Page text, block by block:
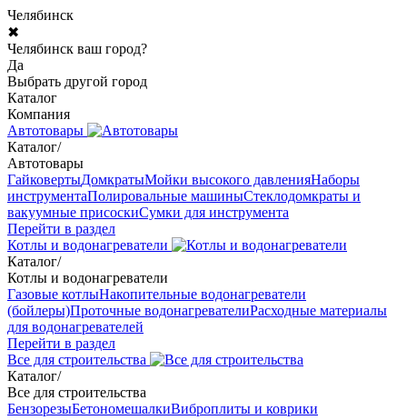
Челябинск
✖
Челябинск ваш город?
Да
Выбрать другой город
Каталог
Компания
Автотовары
Каталог/
Автотовары
ГайковертыДомкратыМойки высокого давленияНаборы
инструментаПолировальные машиныСтеклодомкраты и
вакуумные присоскиСумки для инструмента
Перейти в раздел
Котлы и водонагреватели
Каталог/
Котлы и водонагреватели
Газовые котлыНакопительные водонагреватели
(бойлеры)Проточные водонагревателиРасходные материалы
для водонагревателей
Перейти в раздел
Все для строительства
Каталог/
Все для строительства
БензорезыБетономешалкиВиброплиты и коврики